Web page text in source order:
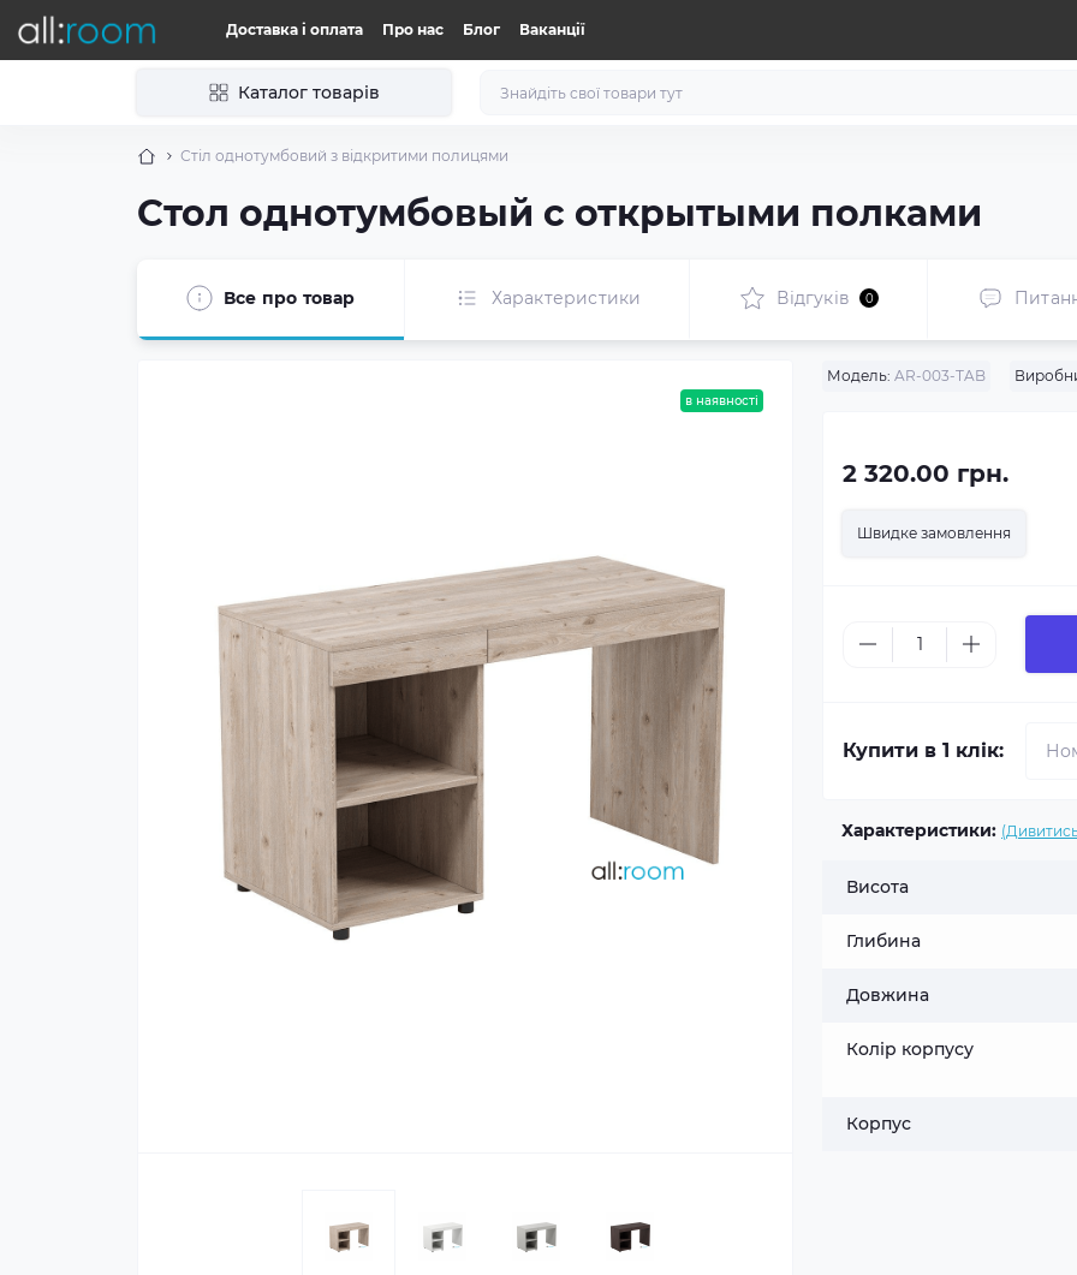
Доставка і оплата Про нас Блог Ваканції
Каталог товарів
Стіл однотумбовий з відкритими полицями
Стол однотумбовый с открытыми полками
Все про товар Характеристики Відгуків 0
в наявності
Модель: AR-003-TAB
2 320.00 грн.
Швидке замовлення
Купити в 1 клік:
Характеристики:
Висота
Глибина
Довжина
Колір корпусу
Корпус